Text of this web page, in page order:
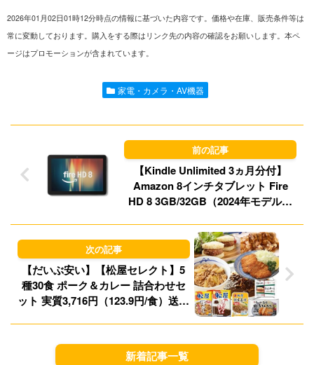
e
l
o
n
y
2026年01月02日01時12分時点の情報に基づいた内容です。価格や在庫、販売条件等は
常に変動しております。購入をする際はリンク先の内容の確認をお願いします。本ペ
ージはプロモーションが含まれています。
家電・カメラ・AV機器
【Kindle Unlimited 3ヵ月分付】
Amazon 8インチタブレット Fire
HD 8 3GB/32GB（2024年モデル）
Fire HD 10 32GB（2023年モデル）
11,980円（実質9,040円）送料無料！
【だいぶ安い】【松屋セレクト】5
種30食 ポーク＆カレー 詰合わせセ
ット 実質3,716円（123.9円/食）送料
新着記事一覧